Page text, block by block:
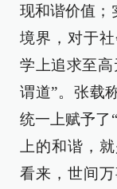
现和谐价值；
境界，对于
学上追求至高
谓道”。张载
统一上赋予了
上的和谐，
看来，世间